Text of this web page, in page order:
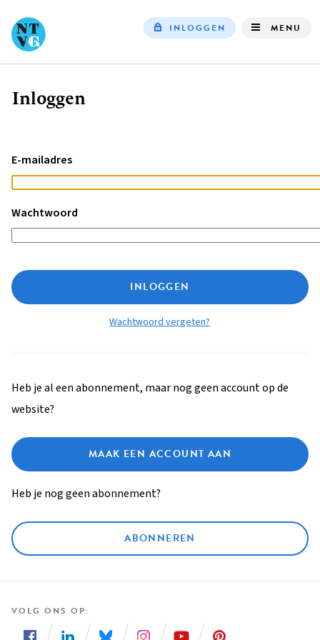
INLOGGEN MENU
Kruimelpad
Inloggen
E-mailadres
Wachtwoord
INLOGGEN
Wachtwoord vergeten?
Heb je al een abonnement, maar nog geen account op de
website?
MAAK EEN ACCOUNT AAN
Heb je nog geen abonnement?
ABONNEREN
VOLG ONS OP